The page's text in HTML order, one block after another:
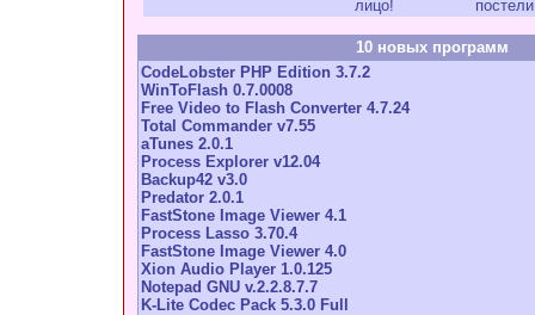
лицо!
постели
10 новых программ
CodeLobster PHP Edition 3.7.2
WinToFlash 0.7.0008
Free Video to Flash Converter 4.7.24
Total Commander v7.55
aTunes 2.0.1
Process Explorer v12.04
Backup42 v3.0
Predator 2.0.1
FastStone Image Viewer 4.1
Process Lasso 3.70.4
FastStone Image Viewer 4.0
Xion Audio Player 1.0.125
Notepad GNU v.2.2.8.7.7
K-Lite Codec Pack 5.3.0 Full